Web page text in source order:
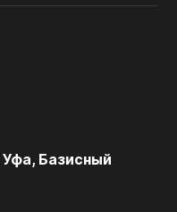
Базисный